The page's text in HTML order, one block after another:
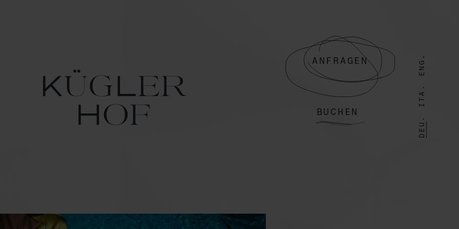
ANFRAGEN
BUCHEN
DEU
.
ITA
.
ENG
.